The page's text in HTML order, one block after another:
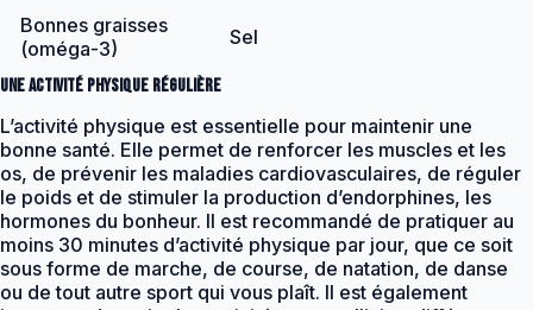
Bonnes graisses
(oméga-3)
Sel
Une activité physique régulière
L’activité physique est essentielle pour maintenir une
bonne santé. Elle permet de renforcer les muscles et les
os, de prévenir les maladies cardiovasculaires, de réguler
le poids et de stimuler la production d’endorphines, les
hormones du bonheur. Il est recommandé de pratiquer au
moins 30 minutes d’activité physique par jour, que ce soit
sous forme de marche, de course, de natation, de danse
ou de tout autre sport qui vous plaît. Il est également